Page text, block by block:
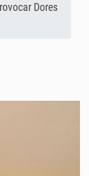
Dores